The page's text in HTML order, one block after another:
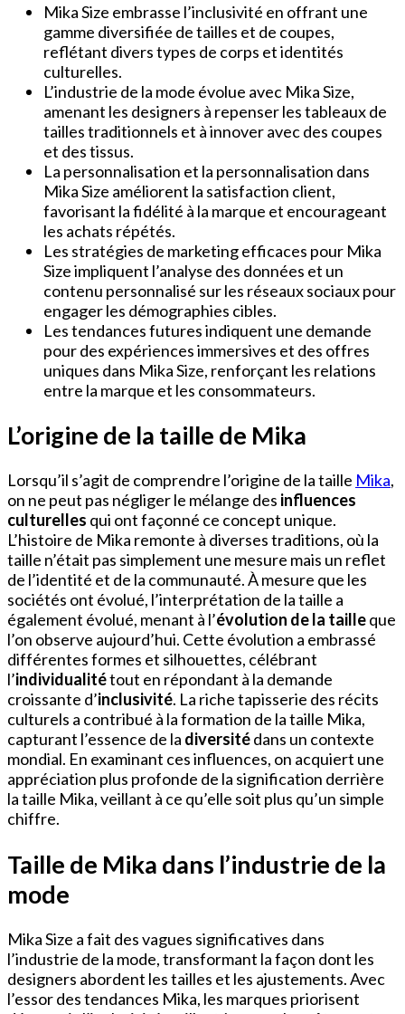
Mika Size embrasse l’inclusivité en offrant une
gamme diversifiée de tailles et de coupes,
reflétant divers types de corps et identités
culturelles.
L’industrie de la mode évolue avec Mika Size,
amenant les designers à repenser les tableaux de
tailles traditionnels et à innover avec des coupes
et des tissus.
La personnalisation et la personnalisation dans
Mika Size améliorent la satisfaction client,
favorisant la fidélité à la marque et encourageant
les achats répétés.
Les stratégies de marketing efficaces pour Mika
Size impliquent l’analyse des données et un
contenu personnalisé sur les réseaux sociaux pour
engager les démographies cibles.
Les tendances futures indiquent une demande
pour des expériences immersives et des offres
uniques dans Mika Size, renforçant les relations
entre la marque et les consommateurs.
L’origine de la taille de Mika
Lorsqu’il s’agit de comprendre l’origine de la taille Mika,
on ne peut pas négliger le mélange des influences
culturelles qui ont façonné ce concept unique.
L’histoire de Mika remonte à diverses traditions, où la
taille n’était pas simplement une mesure mais un reflet
de l’identité et de la communauté. À mesure que les
sociétés ont évolué, l’interprétation de la taille a
également évolué, menant à l’évolution de la tailleque
l’on observe aujourd’hui. Cette évolution a embrassé
différentes formes et silhouettes, célébrant
l’individualitétout en répondant à la demande
croissante d’inclusivité. La riche tapisserie des récits
culturels a contribué à la formation de la taille Mika,
capturant l’essence de la diversitédans un contexte
mondial. En examinant ces influences, on acquiert une
appréciation plus profonde de la signification derrière
la taille Mika, veillant à ce qu’elle soit plus qu’un simple
chiffre.
Taille de Mika dans l’industrie de la
mode
Mika Size a fait des vagues significatives dans
l’industrie de la mode, transformant la façon dont les
designers abordent les tailles et les ajustements. Avec
l’essor des tendances Mika, les marques priorisent